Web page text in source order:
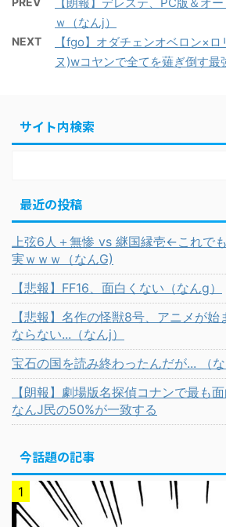
ｗ（なんj）
NEXT
【fgo】オダチェンオベロン×
ヌ)wコヤンで全てを薙ぎ倒す最
サイト内検索
最近の投稿
上弦6人＋無惨 vs 継国縁壱←これで
実ｗｗｗ（なんG)
【悲報】FF16、面白くない（なんg）
【悲報】名作の怪獣8号、アニメが
ならない...（なんj）
宝石の国を読み終わったんだが... （な
【朗報】劇場版名探偵コナンで最も
なんJ民の50%が一致する
今話題の記事